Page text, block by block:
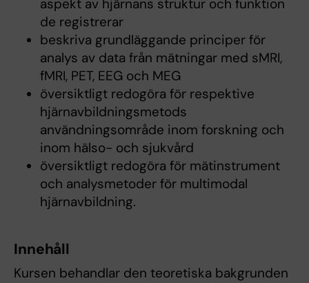
aspekt av hjärnans struktur och funktion
de registrerar
beskriva grundläggande principer för
analys av data från mätningar med sMRI,
fMRI, PET, EEG och MEG
översiktligt redogöra för respektive
hjärnavbildningsmetods
användningsområde inom forskning och
inom hälso- och sjukvård
översiktligt redogöra för mätinstrument
och analysmetoder för multimodal
hjärnavbildning.
Innehåll
Kursen behandlar den teoretiska bakgrunden